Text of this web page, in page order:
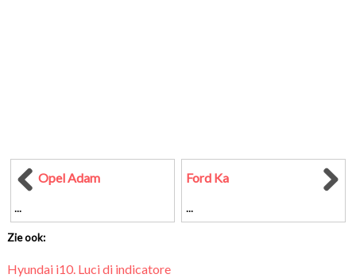
Opel Adam
Ford Ka
Zie ook:
Hyundai i10. Luci di indicatore